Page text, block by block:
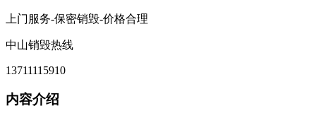
上门服务-保密销毁-价格合理
中山销毁热线
13711115910
内容介绍